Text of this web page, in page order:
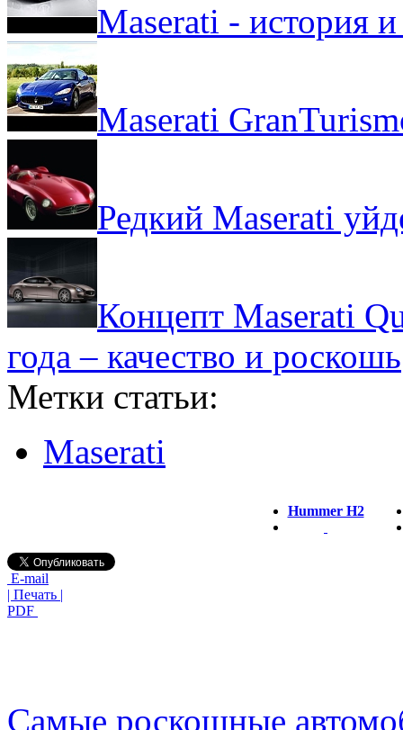
Maserati - история
Maserati
Редкий Maserati
Концепт Maserati
года – качество и роскошь
Метки статьи:
Maserati
Hummer H2
E-mail
| Печать |
PDF
Самые роскошные